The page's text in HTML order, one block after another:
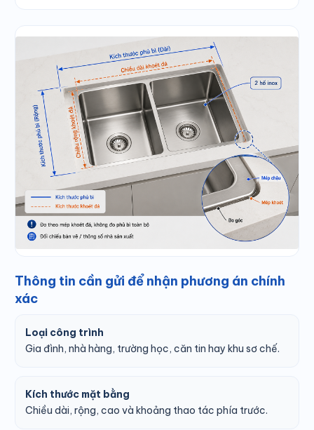
Thông tin cần gửi để nhận phương án chính
xác
Loại công trình
Gia đình, nhà hàng, trường học, căn tin hay khu sơ chế.
Kích thước mặt bằng
Chiều dài, rộng, cao và khoảng thao tác phía trước.